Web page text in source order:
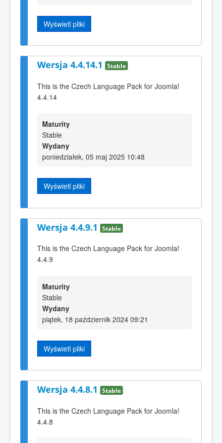
Wyświetl pliki
Wersja 4.4.14.1 Stable
This is the Czech Language Pack for Joomla!
4.4.14
Maturity
Stable
Wydany
poniedziałek, 05 maj 2025 10:48
Wyświetl pliki
Wersja 4.4.9.1 Stable
This is the Czech Language Pack for Joomla!
4.4.9
Maturity
Stable
Wydany
piątek, 18 październik 2024 09:21
Wyświetl pliki
Wersja 4.4.8.1 Stable
This is the Czech Language Pack for Joomla!
4.4.8